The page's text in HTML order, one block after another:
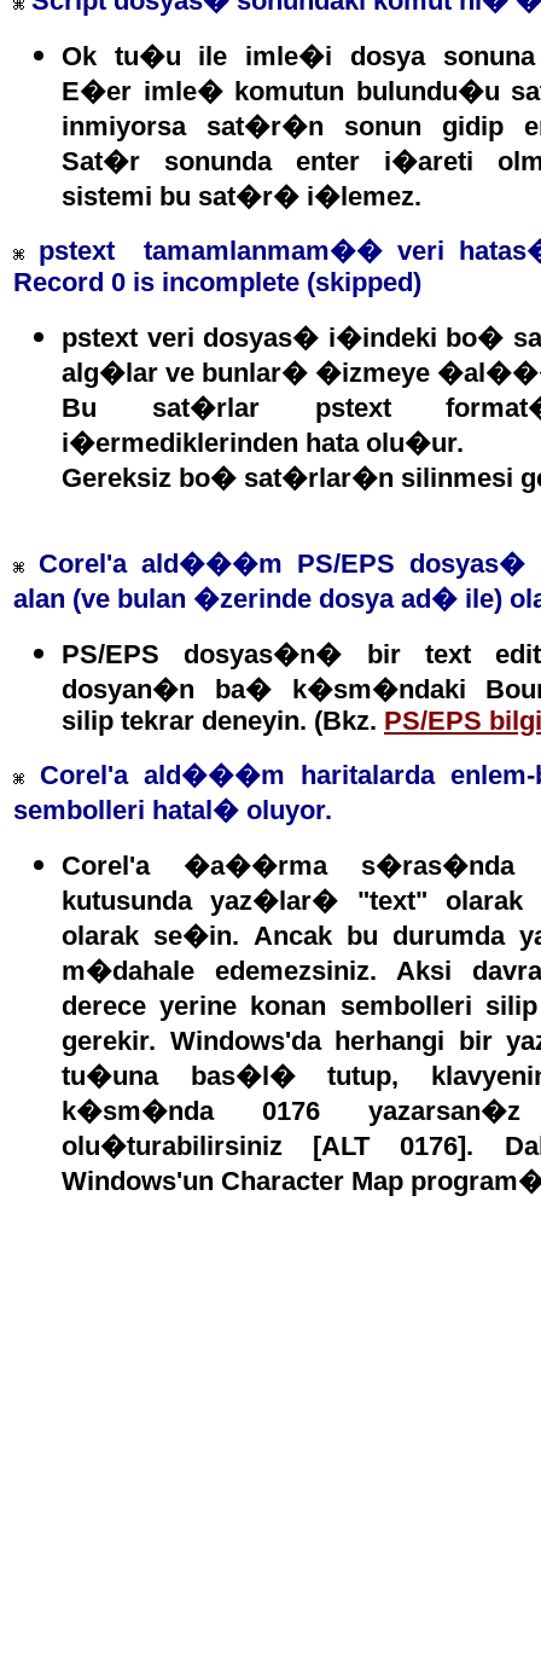
Ok tu�u ile imle�i dosya
E�er imle� komutun bulundu�u
inmiyorsa sat�r�n sonun gidip
Sat�r sonunda enter i�areti
sistemi bu sat�r� i�lemez.
pstext tamamlanmam�� veri
Record 0 is incomplete (skipped)
pstext veri dosyas� i�indeki bo�
alg�lar ve bunlar� �izmeye
Bu sat�rlar pstext
i�ermediklerinden hata olu�ur.
Gereksiz bo� sat�rlar�n silinmesi
Corel'a ald���m PS/EPS dosyas�
alan (ve bulan �zerinde dosya ad� ile)
PS/EPS dosyas�n� bir text
dosyan�n ba� k�sm�ndaki
silip tekrar deneyin. (Bkz. PS/EPS
Corel'a ald���m haritalarda enlem-
sembolleri hatal� oluyor.
Corel'a �a��rma s�ras�nda
kutusunda yaz�lar� "text"
olarak se�in. Ancak bu durumda
m�dahale edemezsiniz. Aksi
derece yerine konan sembolleri
gerekir. Windows'da herhangi bir
tu�una bas�l� tutup,
k�sm�nda 0176
olu�turabilirsiniz [ALT 0176].
Windows'un Character Map